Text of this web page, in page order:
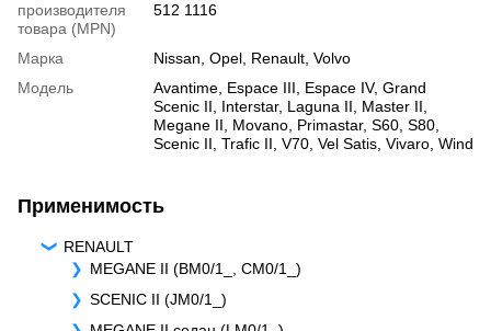
производителя
товара (MPN)
512 1116
Марка Nissan Opel Renault Volvo
Модель
Avantime Espace III Espace IV, Grand
Scenic II
Interstar, Laguna II Master II
Megane II
Movano Primastar, S60 S80
Scenic II Trafic II V70 Vel Satis Vivaro Wind
Применимость
RENAULT
MEGANE II (BM0/1_, CM0/1_)
SCENIC II (JM0/1_)